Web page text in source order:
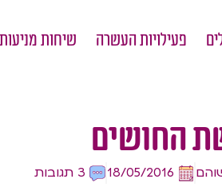
פעילויות העשרה שיחות
החושים
18/05/2016 3 תגובות